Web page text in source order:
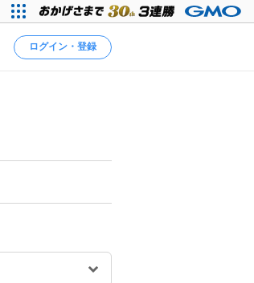
ログイン・登録